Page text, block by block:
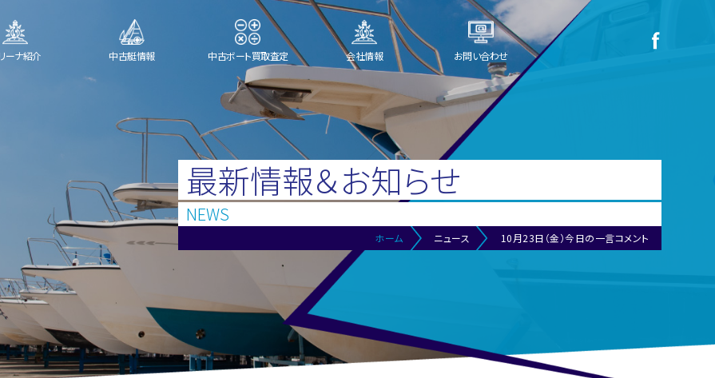
ーナ紹介 中古艇情報 中古ボート買取査定 会社情報 お問い合わせ
最新情報＆お知らせ
NEWS
ホーム ニュース 10月23日（金）今日の一言コメント